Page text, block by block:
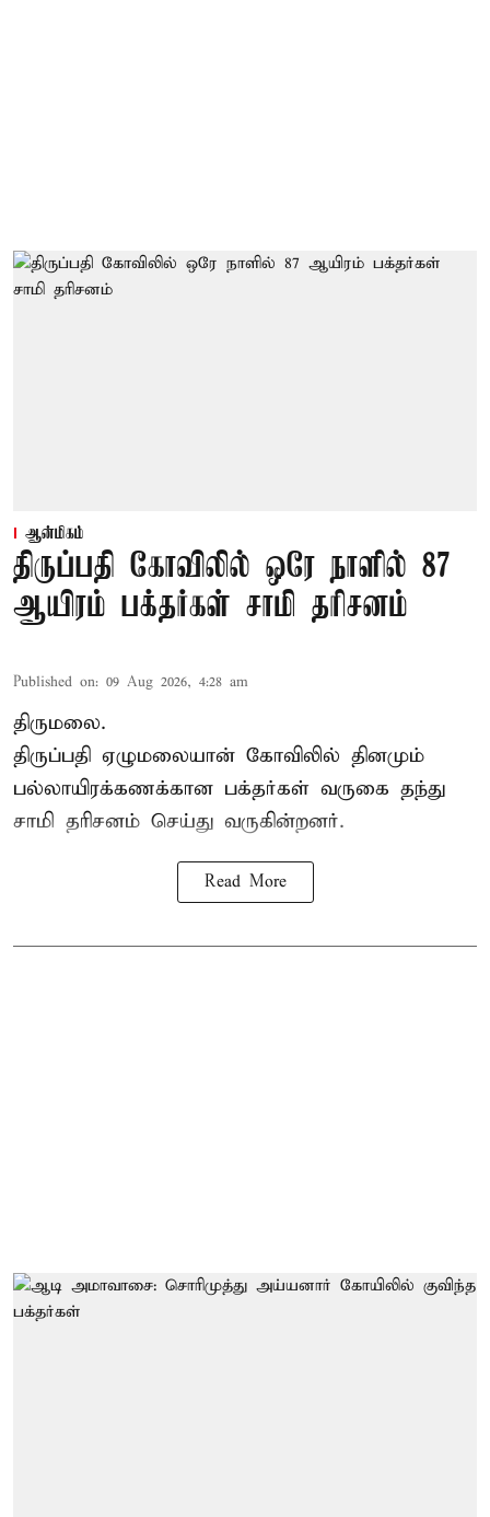
ஆன்மிகம்
திருப்பதி கோவிலில் ஒரே நாளில் 87
ஆயிரம் பக்தர்கள் சாமி தரிசனம்
Published on: 09 Aug 2026, 4:28 am
திருமலை.
திருப்பதி ஏழுமலையான் கோவிலில் தினமும்
பல்லாயிரக்கணக்கான பக்தர்கள் வருகை தந்து
சாமி தரிசனம் செய்து வருகின்றனர்.
Read More